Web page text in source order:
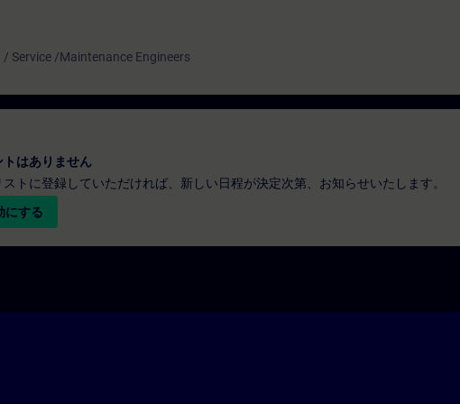
Service /Maintenance Engineers
はありません
トに登録していただければ、新しい日程が決定次第、お知らせいたします。
にする